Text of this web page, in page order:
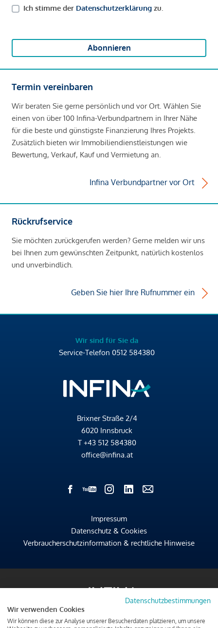
Ich stimme der Datenschutzerklärung zu.
Abonnieren
Termin vereinbaren
Wir beraten Sie gerne persönlich und vor Ort. Wählen Sie
einen von über 100 Infina-Verbundpartnern in Ihrer Nähe
für die beste und günstigste Finanzierung Ihres Projekts.
Zusätzlich bieten wir Immobiliendienstleistungen wie
Bewertung, Verkauf, Kauf und Vermietung an.
Infina Verbundpartner vor Ort
Rückrufservice
Sie möchten zurückgerufen werden? Gerne melden wir uns
bei Ihnen zum gewünschten Zeitpunkt, natürlich kostenlos
und unverbindlich.
Geben Sie hier Ihre Rufnummer ein
Wir sind für Sie da
Service-Telefon 0512 584380
Brixner Straße 2/4
6020 Innsbruck
T +43 512 584380
office@infina.at
Impressum
Datenschutz & Cookies
Verbraucherschutzinformation & rechtliche Hinweise
Datenschutzbestimmungen
Wir verwenden Cookies
Wir können diese zur Analyse unserer Besucherdaten platzieren, um unsere